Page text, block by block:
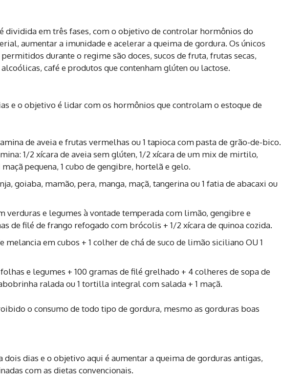
dividida em três fases, com o objetivo de controlar hormônios do
aumentar a imunidade e acelerar a queima de gordura. Os únicos
durante o regime são doces, sucos de fruta, frutas secas,
café e produtos que contenham glúten ou lactose.
e o objetivo é lidar com os hormônios que controlam o estoque de
de aveia e frutas vermelhas ou 1 tapioca com pasta de grão-de-bico.
1/2 xícara de aveia sem glúten, 1/2 xícara de um mix de mirtilo,
pequena, 1 cubo de gengibre, hortelã e gelo.
goiaba, mamão, pera, manga, maçã, tangerina ou 1 fatia de abacaxi ou
verduras e legumes à vontade temperada com limão, gengibre e
de filé de frango refogado com brócolis + 1/2 xícara de quinoa cozida.
melancia em cubos + 1 colher de chá de suco de limão siciliano OU 1
e legumes + 100 gramas de filé grelhado + 4 colheres de sopa de
ralada ou 1 tortilla integral com salada + 1 maçã.
o consumo de todo tipo de gordura, mesmo as gorduras boas
dois dias e o objetivo aqui é aumentar a queima de gorduras antigas,
com as dietas convencionais.